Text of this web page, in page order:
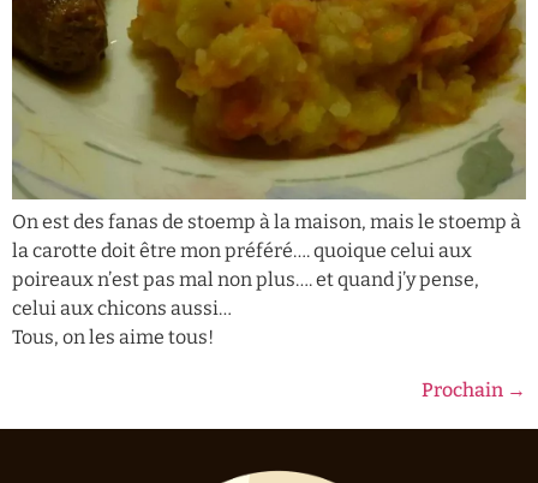
On est des fanas de stoemp à la maison, mais le stoemp à
la carotte doit être mon préféré…. quoique celui aux
poireaux n’est pas mal non plus…. et quand j’y pense,
celui aux chicons aussi…
Tous, on les aime tous!
Prochain →